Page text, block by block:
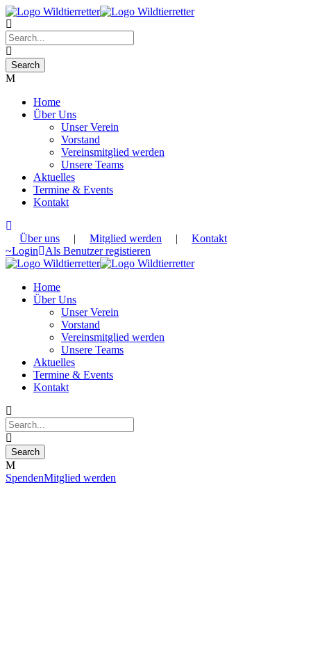
Home
Über Uns
Unser Verein
Vorstand
Vereinsmitglied werden
Unsere Teams
Aktuelles
Termine & Events
Kontakt
Über uns | Mitglied werden |
Kontakt
Login
Als Benutzer registieren
Home
Über Uns
Unser Verein
Vorstand
Vereinsmitglied werden
Unsere Teams
Aktuelles
Termine & Events
Kontakt
SpendenMitglied werden